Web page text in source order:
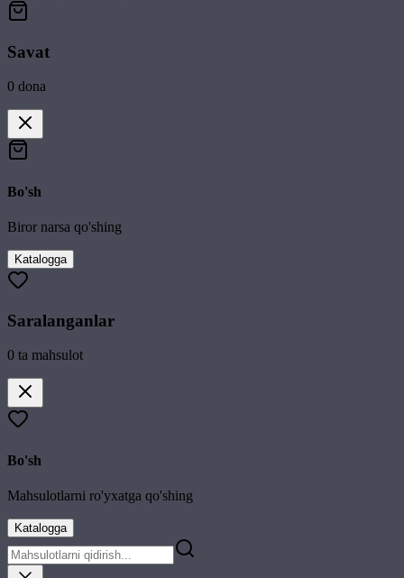
Savat
0 dona
Bo'sh
Biror narsa qo'shing
Katalogga
Saralanganlar
0 ta mahsulot
Bo'sh
Mahsulotlarni ro'yxatga qo'shing
Katalogga